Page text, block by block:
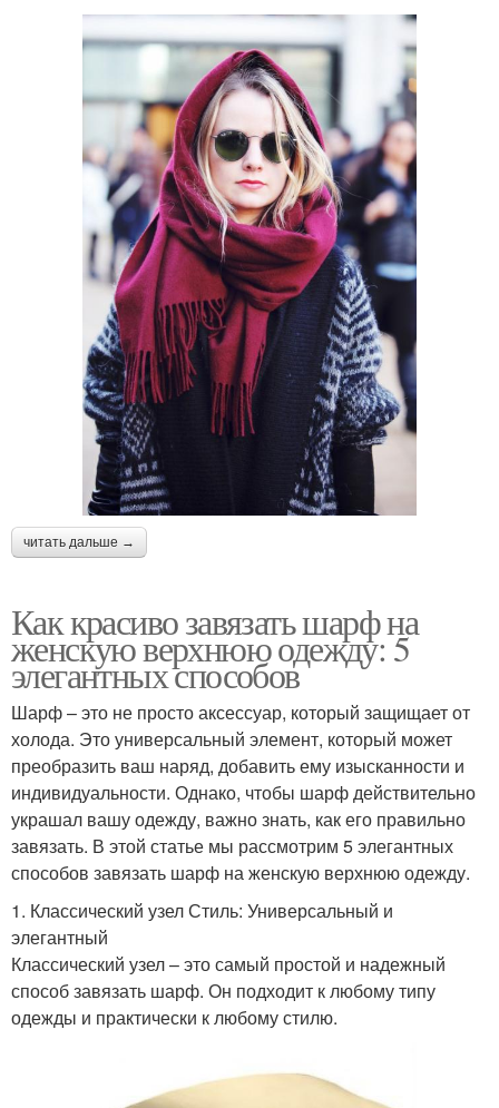
читать дальше →
Как красиво завязать шарф на
женскую верхнюю одежду: 5
элегантных способов
Шарф – это не просто аксессуар, который защищает от
холода. Это универсальный элемент, который может
преобразить ваш наряд, добавить ему изысканности и
индивидуальности. Однако, чтобы шарф действительно
украшал вашу одежду, важно знать, как его правильно
завязать. В этой статье мы рассмотрим 5 элегантных
способов завязать шарф на женскую верхнюю одежду.
1. Классический узел Стиль: Универсальный и
элегантный
Классический узел – это самый простой и надежный
способ завязать шарф. Он подходит к любому типу
одежды и практически к любому стилю.